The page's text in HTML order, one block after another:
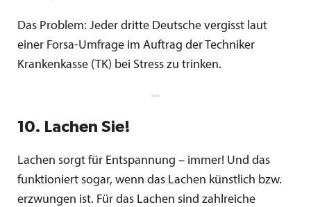
Das Problem: Jeder dritte Deutsche vergisst laut
einer Forsa-Umfrage im Auftrag der Techniker
Krankenkasse (TK) bei Stress zu trinken.
10. Lachen Sie!
Lachen sorgt für Entspannung – immer! Und das
funktioniert sogar, wenn das Lachen künstlich bzw.
erzwungen ist. Für das Lachen sind zahlreiche